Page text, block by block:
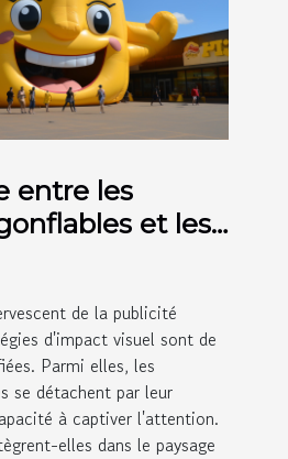
entre les
et les
de publicité
de la publicité
d'impact visuel sont de
Parmi elles, les
se détachent par leur
à captiver l'attention.
elles dans le paysage